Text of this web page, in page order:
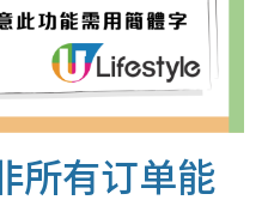
所有订单能